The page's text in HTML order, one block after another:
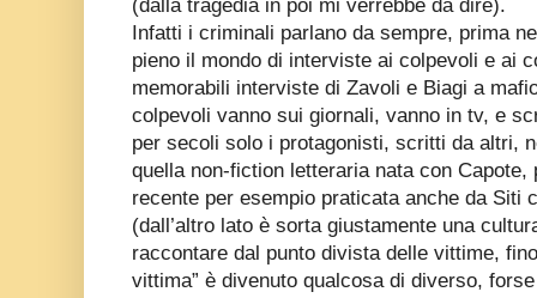
(dalla tragedia in poi mi verrebbe da dire).
Infatti i criminali parlano da sempre, prima
pieno il mondo di interviste ai colpevoli e ai
memorabili interviste di Zavoli e Biagi a
colpevoli vanno sui giornali, vanno in tv, e
per secoli solo i protagonisti, scritti da altri,
quella non-fiction letteraria nata con
recente per esempio praticata anche da Siti
(dall’altro lato è sorta giustamente una
raccontare dal punto divista delle vittime,
vittima” è divenuto qualcosa di diverso,